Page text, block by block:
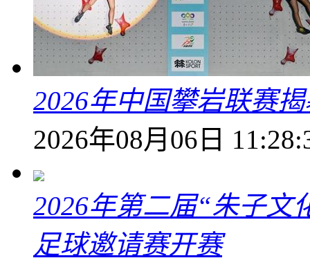
2026年中国攀岩联赛
2026年08月06日
2026年第二届“朱子文
足球邀请赛开赛